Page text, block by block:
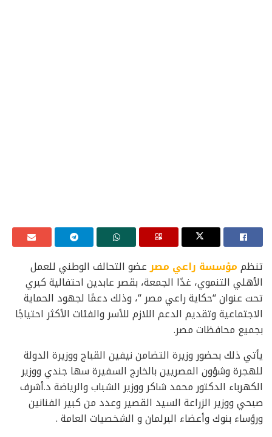
تنظممؤسسة راعي مصرعضو التحالف الوطني للعمل
الأهلي التنموي، غدًا الجمعة، بقصر عابدين احتفالية كبري
تحت عنوان “حكاية راعي مصر “، وذلك دعمًا لجهود الحماية
الاجتماعية وتقديم الدعم اللازم للأسر والفئات الأكثر احتياجًا
بجميع محافظات مصر.
يأتي ذلك بحضور وزيرة التضامن نيفين القباج ووزيرة الدولة
للهجرة وشؤون المصريين بالخارج السفيرة سها جندي ووزير
الكهرباء الدكتور محمد شاكر ووزير الشباب والرياضة د.أشرف
صبحي ووزير الزراعة السيد القصير وعدد من كبير الفنانين
ورؤساء بنوك وأعضاء البرلمان و الشخصيات العامة .